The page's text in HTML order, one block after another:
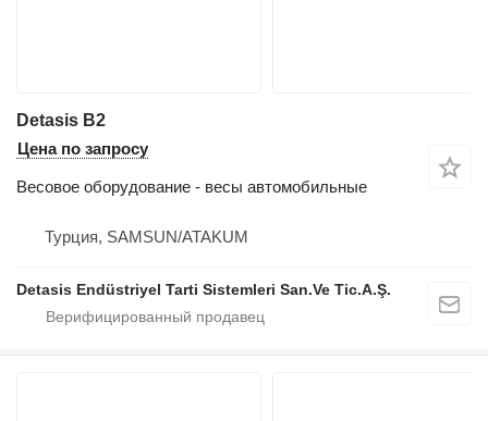
Detasis B2
Цена по запросу
Весовое оборудование - весы автомобильные
Турция, SAMSUN/ATAKUM
Detasis Endüstriyel Tarti Sistemleri San.Ve Tic.A.Ş.